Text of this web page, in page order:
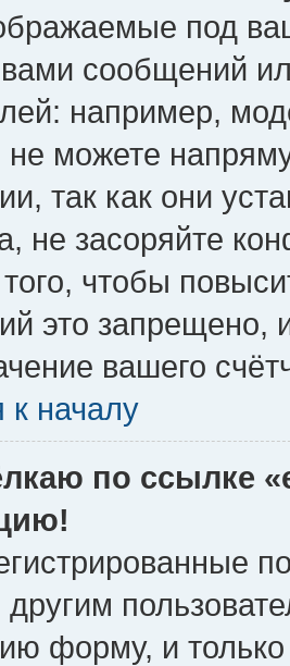
под
сообщений
например,
можете
так как они
не засоряйте
чтобы
это запрещено,
вашего
к началу
по ссылке
форму, и